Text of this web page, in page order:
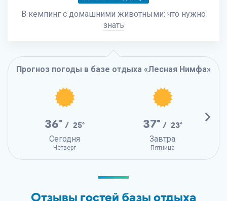
В кемпинг с домашними животными: что нужно
знать
Прогноз погоды в базе отдыха «Лесная Нимфа»
36° / 25°
Сегодня
Четверг
37° / 23°
Завтра
Пятница
Отзывы гостей базы отдыха